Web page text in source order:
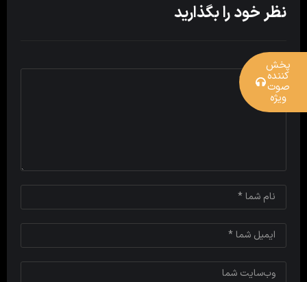
نظر خود را بگذارید
پخش
کننده
صوت
ویژه